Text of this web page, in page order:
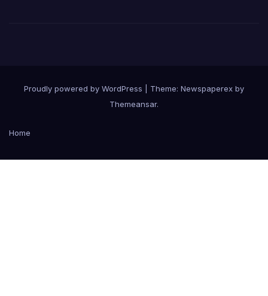
Proudly powered by WordPress
Theme: Newspaperex by
Themeansar.
Home